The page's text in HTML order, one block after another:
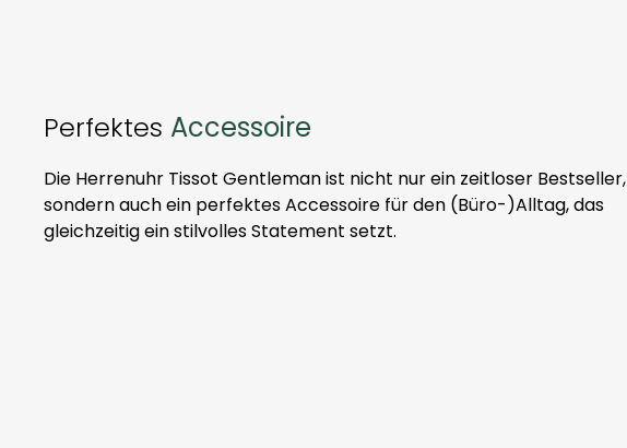
Perfektes Accessoire
Die Herrenuhr Tissot Gentleman ist nicht nur ein zeitloser Bestseller,
sondern auch ein perfektes Accessoire für den (Büro-)Alltag, das
gleichzeitig ein stilvolles Statement setzt.